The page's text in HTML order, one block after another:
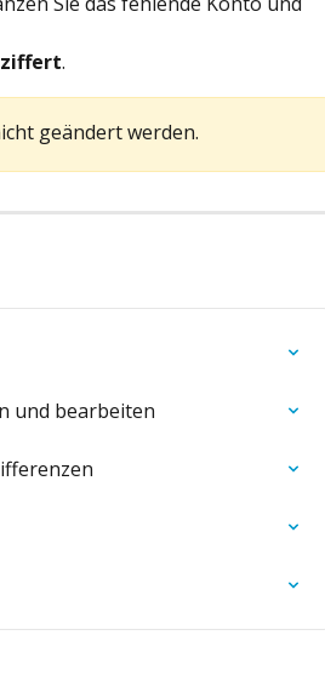
.
geändert werden.
und bearbeiten